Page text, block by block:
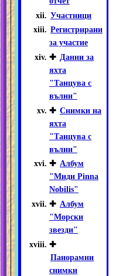
Участници
Регистрирани
за участие
✚ Данни за
яхта
"Танцува с
вълни"
✚ Снимки на
яхта
"Танцува с
вълни"
✚ Албум
"Миди Pinna
Nobilis"
✚ Албум
"Морски
звезди"
✚
Панорамни
снимки